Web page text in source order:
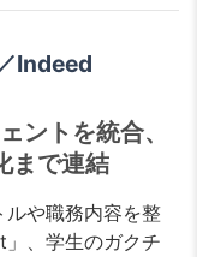
Indeed
ントを統合、
まで連結
ルや職務内容を整
、学生のガクチ